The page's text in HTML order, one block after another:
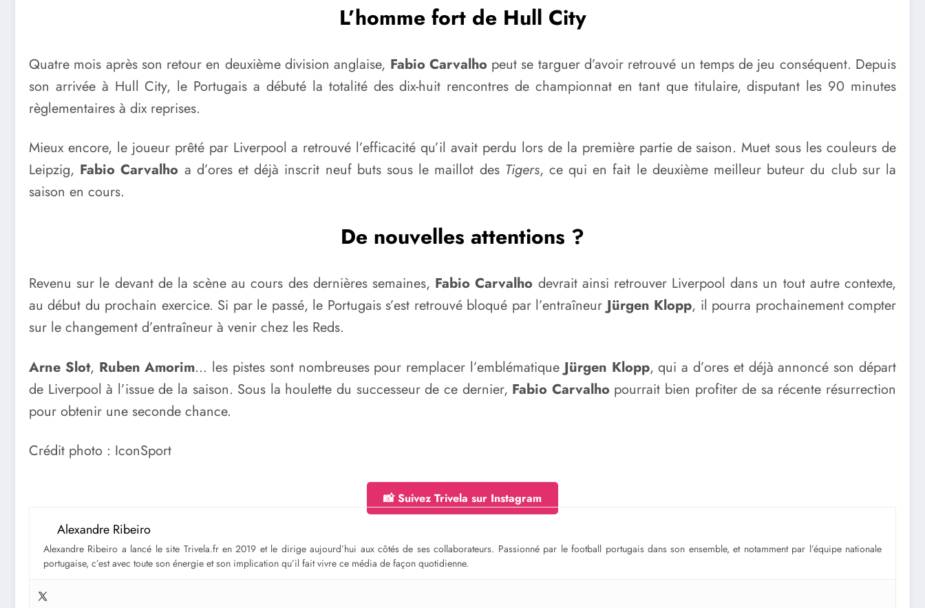
L’homme fort de Hull City
Quatre mois après son retour en deuxième division anglaise, Fabio Carvalho peut se targuer d’avoir retrouvé un temps de jeu conséquent. Depuis
son arrivée à Hull City, le Portugais a débuté la totalité des dix-huit rencontres de championnat en tant que titulaire, disputant les 90 minutes
règlementaires à dix reprises.
Mieux encore, le joueur prêté par Liverpool a retrouvé l’efficacité qu’il avait perdu lors de la première partie de saison. Muet sous les couleurs de
Leipzig, Fabio Carvalho a d’ores et déjà inscrit neuf buts sous le maillot des Tigers, ce qui en fait le deuxième meilleur buteur du club sur la
saison en cours.
De nouvelles attentions ?
Revenu sur le devant de la scène au cours des dernières semaines, Fabio Carvalho devrait ainsi retrouver Liverpool dans un tout autre contexte,
au début du prochain exercice. Si par le passé, le Portugais s’est retrouvé bloqué par l’entraîneurJürgen Klopp, il pourra prochainement compter
sur le changement d’entraîneur à venir chez les Reds.
Arne Slot, Ruben Amorim… les pistes sont nombreuses pour remplacer l’emblématique Jürgen Klopp, qui a d’ores et déjà annoncé son départ
de Liverpool à l’issue de la saison. Sous la houlette du successeur de ce dernier, Fabio Carvalho pourrait bien profiter de sa récente résurrection
pour obtenir une seconde chance.
Crédit photo : IconSport
📸 Suivez Trivela sur Instagram
Alexandre Ribeiro
Alexandre Ribeiro a lancé le site Trivela.fr en 2019 et le dirige aujourd’hui aux côtés de ses collaborateurs. Passionné par le football portugais dans son ensemble, et notamment par l’équipe nationale
portugaise, c’est avec toute son énergie et son implication qu’il fait vivre ce média de façon quotidienne.